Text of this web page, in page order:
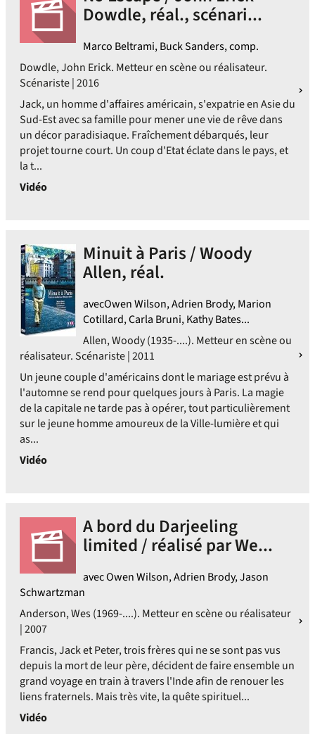
Dowdle, réal., scénari...
Marco Beltrami, Buck Sanders, comp.
Dowdle, John Erick. Metteur en scène ou réalisateur.
Scénariste | 2016
Jack, un homme d'affaires américain, s'expatrie en Asie du
Sud-Est avec sa famille pour mener une vie de rêve dans
un décor paradisiaque. Fraîchement débarqués, leur
projet tourne court. Un coup d'Etat éclate dans le pays, et
la t...
Vidéo
Minuit à Paris / Woody
Allen, réal.
avecOwen Wilson, Adrien Brody, Marion
Cotillard, Carla Bruni, Kathy Bates...
Allen, Woody (1935-....). Metteur en scène ou
réalisateur. Scénariste | 2011
Un jeune couple d'américains dont le mariage est prévu à
l'automne se rend pour quelques jours à Paris. La magie
de la capitale ne tarde pas à opérer, tout particulièrement
sur le jeune homme amoureux de la Ville-lumière et qui
as...
Vidéo
A bord du Darjeeling
limited / réalisé par We...
avec Owen Wilson, Adrien Brody, Jason
Schwartzman
Anderson, Wes (1969-....). Metteur en scène ou réalisateur
| 2007
Francis, Jack et Peter, trois frères qui ne se sont pas vus
depuis la mort de leur père, décident de faire ensemble un
grand voyage en train à travers l'Inde afin de renouer les
liens fraternels. Mais très vite, la quête spirituel...
Vidéo